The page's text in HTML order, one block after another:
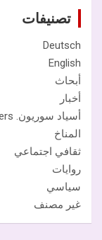
تصنيفات
Deutsch
English
أبحاث
أخبار
أسياد سوريون. Syrian Masters
المناخ
ثقافي اجتماعي
روايات
سياسي
غير مصنف